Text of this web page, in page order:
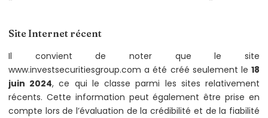
Site Internet récent
Il convient de noter que le site
www.investsecuritiesgroup.com a été créé seulement le 18
juin 2024, ce qui le classe parmi les sites relativement
récents. Cette information peut également être prise en
compte lors de l’évaluation de la crédibilité et de la fiabilité